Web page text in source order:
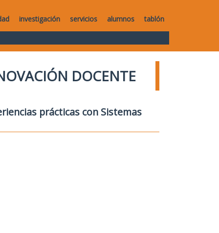
investigación servicios alumnos tablón
DOCENTE
prácticas con Sistemas